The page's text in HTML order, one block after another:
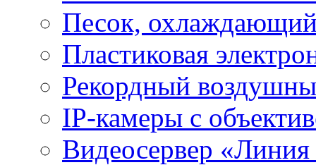
Песок, охлаждающий
Пластиковая
Рекордный
IP-камеры с
Видеосервер